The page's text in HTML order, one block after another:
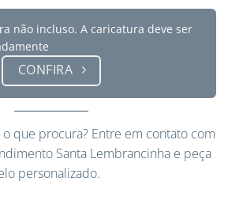
não incluso. A caricatura deve ser
CONFIRA
o que procura? Entre em contato com
Santa Lembrancinha e peça
personalizado.